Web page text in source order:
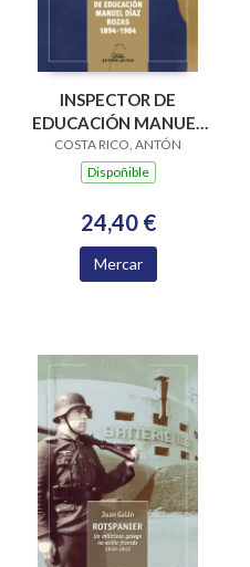
INSPECTOR DE
EDUCACIÓN MANUEL
DÍAZ ROZAS, O 1894-
1984
COSTA RICO, ANTÓN
Dispoñible
24,40 €
Mercar